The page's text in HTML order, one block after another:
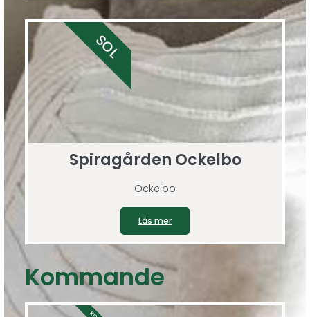
Spiragården Ockelbo
Ockelbo
Läs mer
SOL
Kommande